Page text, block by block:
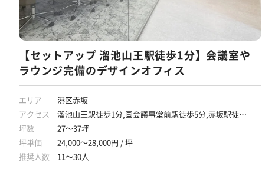
【セットアップ 溜池山王駅徒歩1分】会議室や
ラウンジ完備のデザインオフィス
エリア
港区赤坂
アクセス
溜池山王駅徒歩1分,国会議事堂前駅徒歩5分,赤坂駅徒歩7
分,六本木駅徒歩10分
坪数
27～37坪
坪単価
24,000～28,000円 / 坪
推奨人数
11～30人